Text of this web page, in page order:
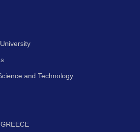
and Technology